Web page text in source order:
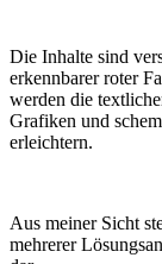
Die Inhalte sind
erkennbarer roter
werden die
Grafiken und
erleichtern.
Aus meiner Sicht
mehrerer